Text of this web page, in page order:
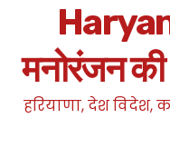
मनोरंजन
हरियाणा, देश विदेश,